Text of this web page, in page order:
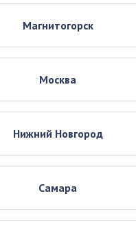
Магнитогорск
Москва
Нижний Новгород
Самара